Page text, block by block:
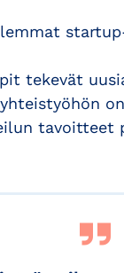
tekevät
tavoitteet